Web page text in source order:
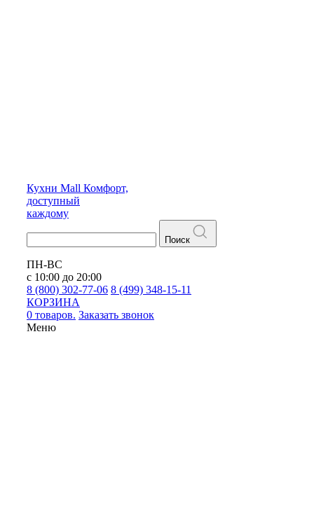
Кухни Mall Комфорт,
доступный
каждому
Поиск
ПН-ВС
с 10:00 до 20:00
8 (800) 302-77-06 8 (499) 348-15-11
КОРЗИНА
0 товаров. Заказать звонок
Меню